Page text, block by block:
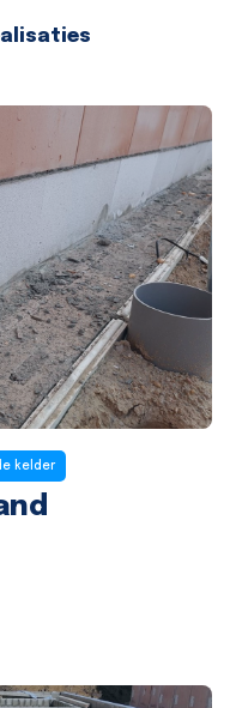
kelder